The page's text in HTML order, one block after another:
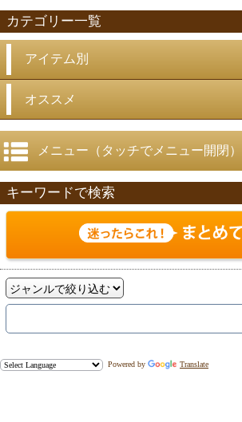
カテゴリー一覧
アイテム別
オススメ
メニュー（タッチでメニュー開閉）
キーワードで検索
Powered by Translate